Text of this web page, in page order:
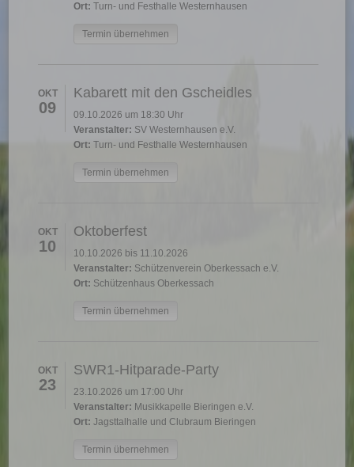
Ort: Turn- und Festhalle Westernhausen
Termin übernehmen
OKT
09
Kabarett mit den Gscheidles
09.10.2026 um 18:30 Uhr
Veranstalter: SV Westernhausen e.V.
Ort: Turn- und Festhalle Westernhausen
Termin übernehmen
OKT
10
Oktoberfest
10.10.2026 bis 11.10.2026
Veranstalter: Schützenverein Oberkessach e.V.
Ort: Schützenhaus Oberkessach
Termin übernehmen
OKT
23
SWR1-Hitparade-Party
23.10.2026 um 17:00 Uhr
Veranstalter: Musikkapelle Bieringen e.V.
Ort: Jagsttalhalle und Clubraum Bieringen
Termin übernehmen